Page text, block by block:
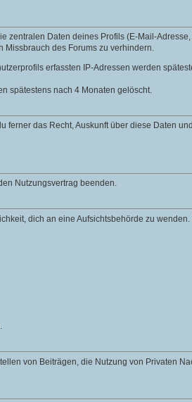
zentralen Daten deines Profils (E-Mail-
Missbrauch des Forums zu verhindern.
erfassten IP-Adressen werden
spätestens nach 4 Monaten gelöscht.
ferner das Recht, Auskunft über diese Daten
Nutzungsvertrag beenden.
dich an eine Aufsichtsbehörde zu wenden.
von Beiträgen, die Nutzung von Privaten